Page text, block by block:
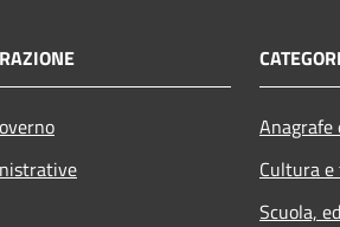
Cultura
Scuola,